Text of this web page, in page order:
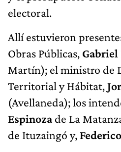
electoral.
Allí estuvieron
Obras Públicas, Gabriel
Martín); el ministro de
Territorial y Hábitat,
(Avellaneda); los
Espinozade La
de Ituzaingó y,